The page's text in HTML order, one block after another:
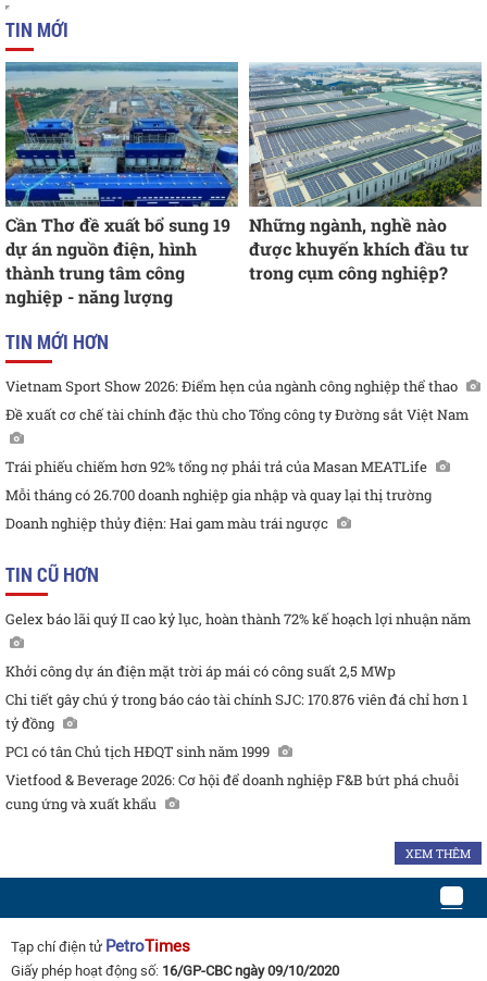
TIN MỚI
Cần Thơ đề xuất bổ sung 19
dự án nguồn điện, hình
thành trung tâm công
nghiệp - năng lượng
Những ngành, nghề nào
được khuyến khích đầu tư
trong cụm công nghiệp?
TIN MỚI HƠN
Vietnam Sport Show 2026: Điểm hẹn của ngành công nghiệp thể thao
Đề xuất cơ chế tài chính đặc thù cho Tổng công ty Đường sắt Việt Nam
Trái phiếu chiếm hơn 92% tổng nợ phải trả của Masan MEATLife
Mỗi tháng có 26.700 doanh nghiệp gia nhập và quay lại thị trường
Doanh nghiệp thủy điện: Hai gam màu trái ngược
TIN CŨ HƠN
Gelex báo lãi quý II cao kỷ lục, hoàn thành 72% kế hoạch lợi nhuận năm
Khởi công dự án điện mặt trời áp mái có công suất 2,5 MWp
Chi tiết gây chú ý trong báo cáo tài chính SJC: 170.876 viên đá chỉ hơn 1
tỷ đồng
PC1 có tân Chủ tịch HĐQT sinh năm 1999
Vietfood & Beverage 2026: Cơ hội để doanh nghiệp F&B bứt phá chuỗi
cung ứng và xuất khẩu
XEM THÊM
Tạp chí điện tử PetroTimes
Giấy phép hoạt động số: 16/GP-CBC ngày 09/10/2020